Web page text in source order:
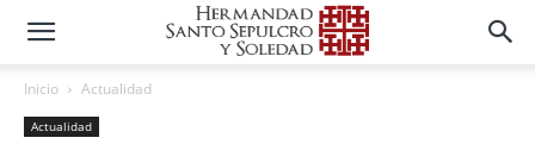
Inicio Actualidad
Actualidad